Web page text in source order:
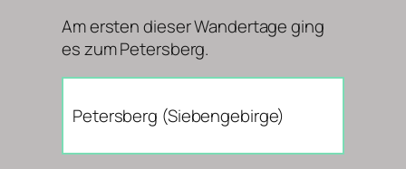
Am ersten dieser Wandertage ging
es zum Petersberg.
Petersberg (Siebengebirge)